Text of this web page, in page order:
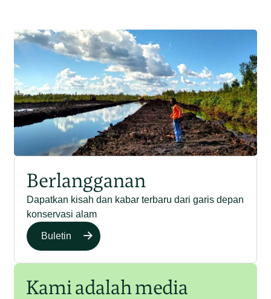
Berlangganan
Dapatkan kisah dan kabar terbaru dari garis depan
konservasi alam
Buletin
Kami adalah media